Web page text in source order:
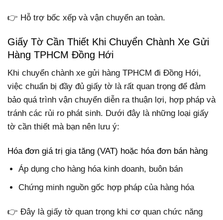
👉 Hỗ trợ bốc xếp và vận chuyển an toàn.
Giấy Tờ Cần Thiết Khi Chuyển Chành Xe Gửi
Hàng TPHCM Đồng Hới
Khi chuyển chành xe gửi hàng TPHCM đi Đồng Hới,
việc chuẩn bị đầy đủ giấy tờ là rất quan trọng để đảm
bảo quá trình vận chuyển diễn ra thuận lợi, hợp pháp và
tránh các rủi ro phát sinh. Dưới đây là những loại giấy
tờ cần thiết mà bạn nên lưu ý:
Hóa đơn giá trị gia tăng (VAT) hoặc hóa đơn bán hàng
Áp dụng cho hàng hóa kinh doanh, buôn bán
Chứng minh nguồn gốc hợp pháp của hàng hóa
👉 Đây là giấy tờ quan trọng khi cơ quan chức năng